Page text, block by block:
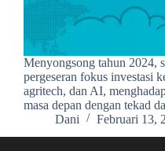
Menyongsong tahun 2024,
pergeseran fokus investasi
agritech, dan AI,
masa depan dengan tekad
Dani
Februari 13,